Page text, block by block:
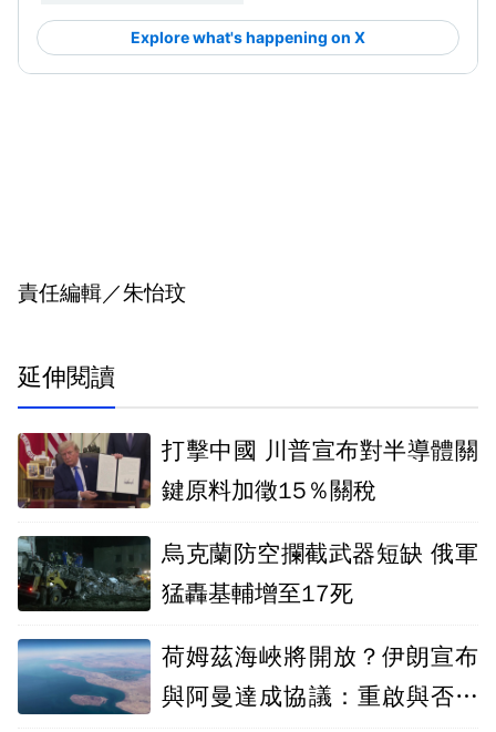
責任編輯／朱怡玟
延伸閱讀
打擊中國 川普宣布對半導體關
鍵原料加徵15％關稅
烏克蘭防空攔截武器短缺 俄軍
猛轟基輔增至17死
荷姆茲海峽將開放？伊朗宣布
與阿曼達成協議：重啟與否取